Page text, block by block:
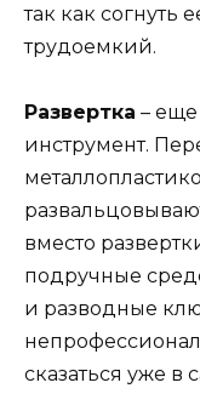
так как согнуть
трудоемкий.
Развертка –
инструмент.
вместо
подручные
и разводные
сказаться уже